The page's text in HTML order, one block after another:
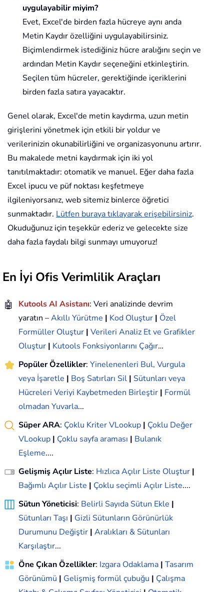
uygulayabilir miyim?
Evet, Excel'de birden fazla hücreye aynı anda
Metin Kaydır özelliğini uygulayabilirsiniz.
Biçimlendirmek istediğiniz hücre aralığını seçin ve
ardından Metin Kaydır seçeneğini etkinleştirin.
Seçilen tüm hücreler, gerektiğinde içeriklerini
birden fazla satıra yayacaktır.
Genel olarak, Excel'de metin kaydırma, uzun metin
girişlerini yönetmek için etkili bir yoldur ve
verilerinizin okunabilirliğini ve organizasyonunu artırır.
Bu makalede metni kaydırmak için iki yol
tanıtılmaktadır: otomatik ve manuel. Eğer daha fazla
Excel ipucu ve püf noktası keşfetmeye
ilgileniyorsanız, web sitemiz binlerce öğretici
sunmaktadır. Lütfen buraya tıklayarak erişebilirsiniz.
Okuduğunuz için teşekkür ederiz ve gelecekte size
daha fazla faydalı bilgi sunmayı umuyoruz!
En İyi Ofis Verimlilik Araçları
🤖 Kutools AI Asistanı: Veri analizinde devrim
yaratın –Akıllı Yürütme | Kod Oluştur | Özel
Formüller Oluştur | Verileri Analiz Et ve Grafikler
Oluştur | Kutools Fonksiyonlarını Çağır…
Popüler Özellikler: Yinelenenleri Bul, Vurgula
veya İşaretle | Boş Satırları Sil | Sütunları veya
Hücreleri Veriyi Kaybetmeden Birleştir | Formül
olmadan Yuvarla...
Süper ARA: Çoklu Kriter VLookup | Çoklu Değer
VLookup | Çoklu sayfa araması | Bulanık
Eşleme....
Gelişmiş Açılır Liste: Hızlıca Açılır Liste Oluştur |
Bağımlı Açılır Liste | Çoklu seçimli Açılır Liste....
Sütun Yöneticisi: Belirli Sayıda Sütun Ekle |
Sütunları Taşı | Gizli Sütunların Görünürlük
Durumunu Değiştir | Aralıkları & Sütunları
Karşılaştır...
Öne Çıkan Özellikler: Izgara Odaklama | Tasarım
Görünümü | Gelişmiş formül çubuğu | Çalışma